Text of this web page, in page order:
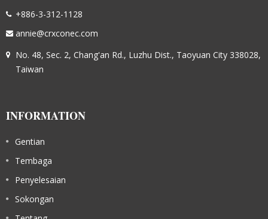
+886-3-312-1128
annie@crxconec.com
No. 48, Sec. 2, Chang'an Rd., Luzhu Dist., Taoyuan City 338028,
Taiwan
INFORMATION
Gentian
Tembaga
Penyelesaian
Sokongan